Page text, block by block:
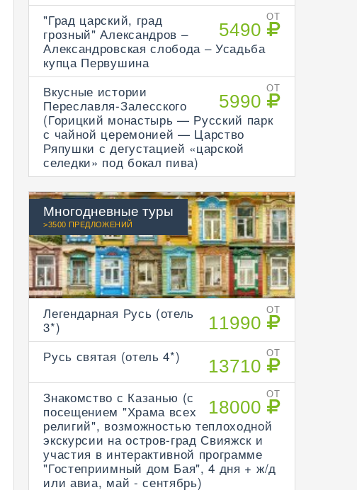
ОТ
5490
"Град царский, град
грозный" Александров –
Александровская слобода – Усадьба
купца Первушина
ОТ
5990
Вкусные истории
Переславля-Залесского
(Горицкий монастырь — Русский парк
с чайной церемонией — Царство
Ряпушки с дегустацией «царской
селедки» под бокал пива)
Многодневные туры
>3500 ПРЕДЛОЖЕНИЙ
ОТ
11990
Легендарная Русь (отель
3*)
ОТ
13710
Русь святая (отель 4*)
ОТ
18000
Знакомство с Казанью (с
посещением "Храма всех
религий", возможностью теплоходной
экскурсии на остров-град Свияжск и
участия в интерактивной программе
"Гостеприимный дом Бая", 4 дня + ж/д
или авиа, май - сентябрь)